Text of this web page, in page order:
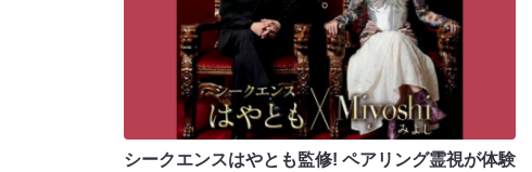
シークエンスはやとも監修! ペアリング霊視が体験